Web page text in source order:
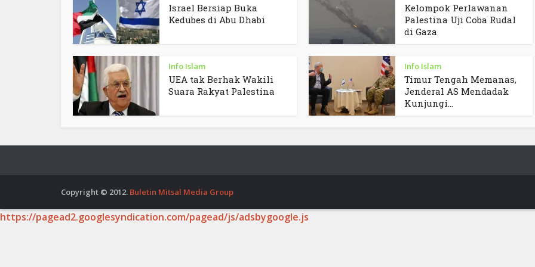
Israel Bersiap Buka
Kedubes di Abu Dhabi
Kelompok Perlawanan
Palestina Uji Coba Rudal
di Gaza
Info Islam
UEA tak Berhak Wakili
Suara Rakyat Palestina
Info Islam
Timur Tengah Memanas,
Jenderal AS Mendadak
Kunjungi...
Copyright © 2012. Buletin Mitsal Media Group
https://pagead2.googlesyndication.com/pagead/js/adsbygoogle.js